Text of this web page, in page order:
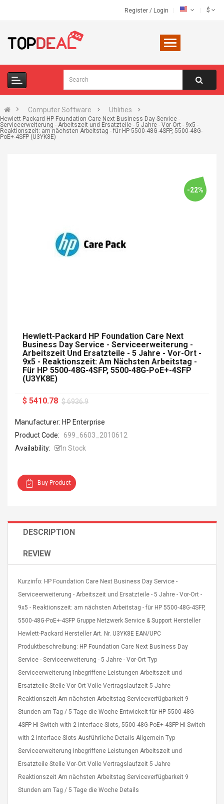
Register / Login $
Computer Software Utilities
Hewlett-Packard HP Foundation Care Next Business Day Service -
Serviceerweiterung - Arbeitszeit und Ersatzteile - 5 Jahre - Vor-Ort - 9x5 -
Reaktionszeit: am nächsten Arbeitstag - für HP 5500-48G-4SFP, 5500-48G-
PoE+-4SFP (U3YK8E)
UHF Guitarra
Jasper
Strands,
Hole:
15.7"
Color
Leather
Boots UK
Size 7 (EU 40 US 9)
Universal Usb Charger
$ 1.72
High Quality Retro Game
Tetris Cases For Iphone 6
Plus 6s 7 8 Plus TPU
Phone Back Game
Consoles Cover For
IPhone Cases
$ 11.43
Zdm 24 Key Ir Control
Control Box Dc12v 2a
Adaptador De Fuente De
Alimentación Para 2835
3528 5050 Rgb Luces De
Cinta Flexible
$ 8.57
$ 14.28
Easy Sliding Up & Down
For Folk Classic Acoustic
Guitars
$ 6.62
-22%
Hewlett-Packard HP Foundation Care Next
Business Day Service - Serviceerweiterung -
Arbeitszeit Und Ersatzteile - 5 Jahre - Vor-Ort -
9x5 - Reaktionszeit: Am Nächsten Arbeitstag -
Für HP 5500-48G-4SFP, 5500-48G-PoE+-4SFP
(U3YK8E)
$ 5410.78 $ 6936.9
Manufacturer: HP Enterprise
Product Code:
699_6603_2010612
Availability:
In Stock
Buy Product
DESCRIPTION
REVIEW
Kurzinfo: HP Foundation Care Next Business Day Service -
Serviceerweiterung - Arbeitszeit und Ersatzteile - 5 Jahre - Vor-Ort -
9x5 - Reaktionszeit: am nächsten Arbeitstag - für HP 5500-48G-4SFP,
5500-48G-PoE+-4SFP Gruppe Netzwerk Service & Support Hersteller
Hewlett-Packard Hersteller Art. Nr. U3YK8E EAN/UPC
Produktbeschreibung: HP Foundation Care Next Business Day
Service - Serviceerweiterung - 5 Jahre - Vor-Ort Typ
Serviceerweiterung Inbegriffene Leistungen Arbeitszeit und
Ersatzteile Stelle Vor-Ort Volle Vertragslaufzeit 5 Jahre
Reaktionszeit Am nächsten Arbeitstag Serviceverfügbarkeit 9
Stunden am Tag / 5 Tage die Woche Entwickelt für HP 5500-48G-
4SFP HI Switch with 2 interface Slots, 5500-48G-PoE+-4SFP HI Switch
with 2 Interface Slots Ausführliche Details Allgemein Typ
Serviceerweiterung Inbegriffene Leistungen Arbeitszeit und
Ersatzteile Stelle Vor-Ort Volle Vertragslaufzeit 5 Jahre
Reaktionszeit Am nächsten Arbeitstag Serviceverfügbarkeit 9
Stunden am Tag / 5 Tage die Woche Details